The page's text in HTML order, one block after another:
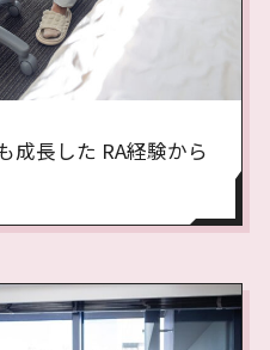
成長した RA経験から